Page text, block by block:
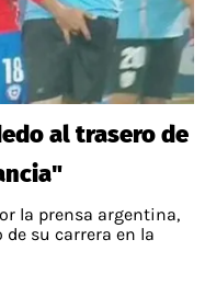
al trasero de
la prensa argentina,
su carrera en la